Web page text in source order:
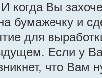
когда Вы
бумажечку и
для
Если у
что Вам